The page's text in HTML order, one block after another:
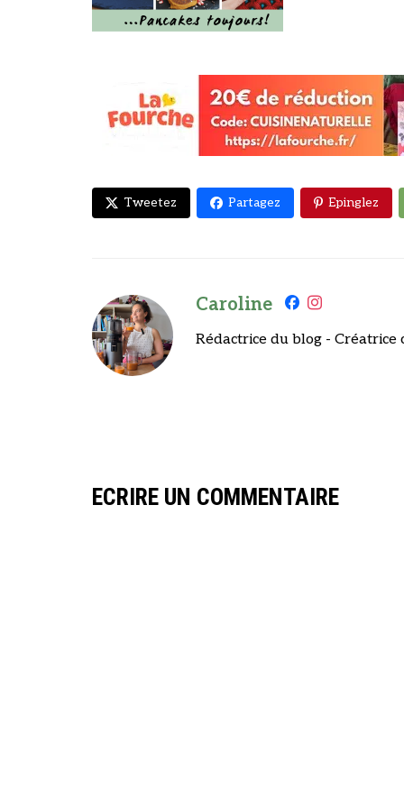
Tweetez Partagez Epinglez
Caroline
Rédactrice du blog -
ECRIRE UN COMMENTAIRE